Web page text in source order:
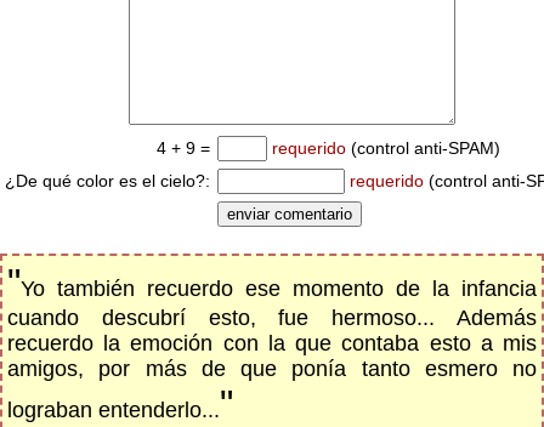
4 + 9 = requerido (control anti-SPAM)
¿De qué color es el cielo?:
requerido (control anti-
"Yo también recuerdo ese momento de la infancia
cuando descubrí esto, fue hermoso... Además
recuerdo la emoción con la que contaba esto a mis
amigos, por más de que ponía tanto esmero no
lograban entenderlo..."